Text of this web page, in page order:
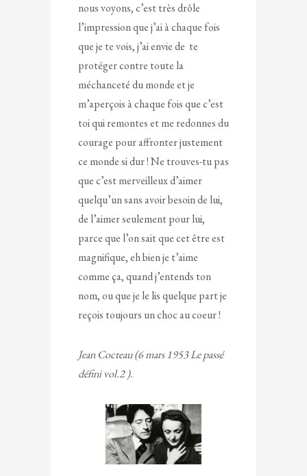
nous voyons, c’est très drôle
l’impression que j’ai à chaque fois
que je te vois, j’ai envie de te
protéger contre toute la
méchanceté du monde et je
m’aperçois à chaque fois que c’est
toi qui remontes et me redonnes du
courage pour affronter justement
ce monde si dur ! Ne trouves-tu pas
que c’est merveilleux d’aimer
quelqu’un sans avoir besoin de lui,
de l’aimer seulement pour lui,
parce que l’on sait que cet être est
magnifique, eh bien je t’aime
comme ça, quand j’entends ton
nom, ou que je le lis quelque part je
reçois toujours un choc au coeur !
Jean Cocteau (6 mars 1953 Le passé
défini vol.2 ).